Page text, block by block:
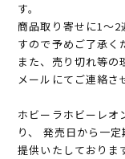
す。
商品取り寄せに1～
すので予めご了承く
また、売り切れ等の
メールにてご連絡さ
ホビーラホビーレオ
り、 発売日から一
提供いたしておりま